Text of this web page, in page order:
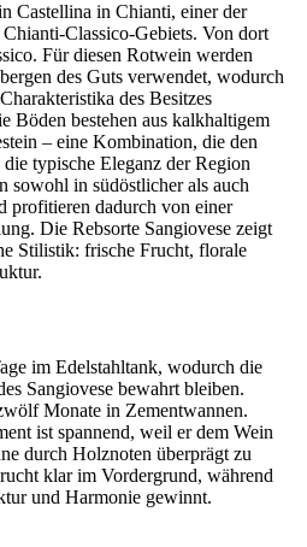
Castellina in Chianti, einer der
Classico-Gebiets. Von dort
Für diesen Rotwein werden
des Guts verwendet, wodurch
des Besitzes
Böden bestehen aus kalkhaltigem
– eine Kombination, die den
typische Eleganz der Region
sowohl in südöstlicher als auch
profitieren dadurch von einer
Die Rebsorte Sangiovese zeigt
Stilistik: frische Frucht, florale
im Edelstahltank, wodurch die
Sangiovese bewahrt bleiben.
Monate in Zementwannen.
ist spannend, weil er dem Wein
durch Holznoten überprägt zu
klar im Vordergrund, während
und Harmonie gewinnt.